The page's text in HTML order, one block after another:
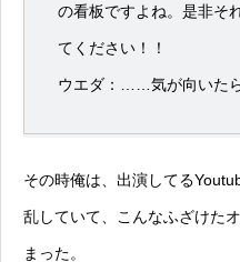
の看板ですよね。是非そ
てください！！
ウエダ：……気が向いたら
その時俺は、出演してる
乱していて、こんなふざけた
まった。